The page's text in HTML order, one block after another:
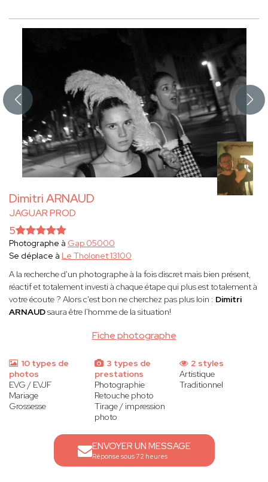
Dimitri ARNAUD
JAGUAR PROD
Fiche photographe
5
Photographe à Gap 05000
Se déplace à Le Tholonet 13100
A la recherche d'un photographe à la fois discret mais bien présent,
réactif et totalement investi à chaque étape qui plus est totalement à
votre écoute ? Alors c'est bon ne cherchez pas plus loin : Dimitri
ARNAUDsaura être l'homme de la situation!
10 types de
photos
EVG / EVJF
Mariage
Grossesse
3 types de
prestations
Photographie
Retouche photo
Tirage / impression
photo
2 styles
Artistique
Traditionnel
ENVOYER UN MESSAGE
Réponse sous 72 heures